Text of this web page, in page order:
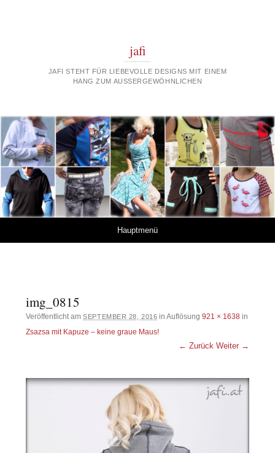
jafi
JAFI STEHT FÜR LIEBEVOLLE DESIGNS MIT EINEM
HANG ZUM AUSSERGEWÖHNLICHEN
Hauptmenü
img_0815
Veröffentlicht amSEPTEMBER 28, 2016 in Auflösung921 × 1638 in
Zsazsa mit Kapuze – keine graue Maus!
← Zurück Weiter →